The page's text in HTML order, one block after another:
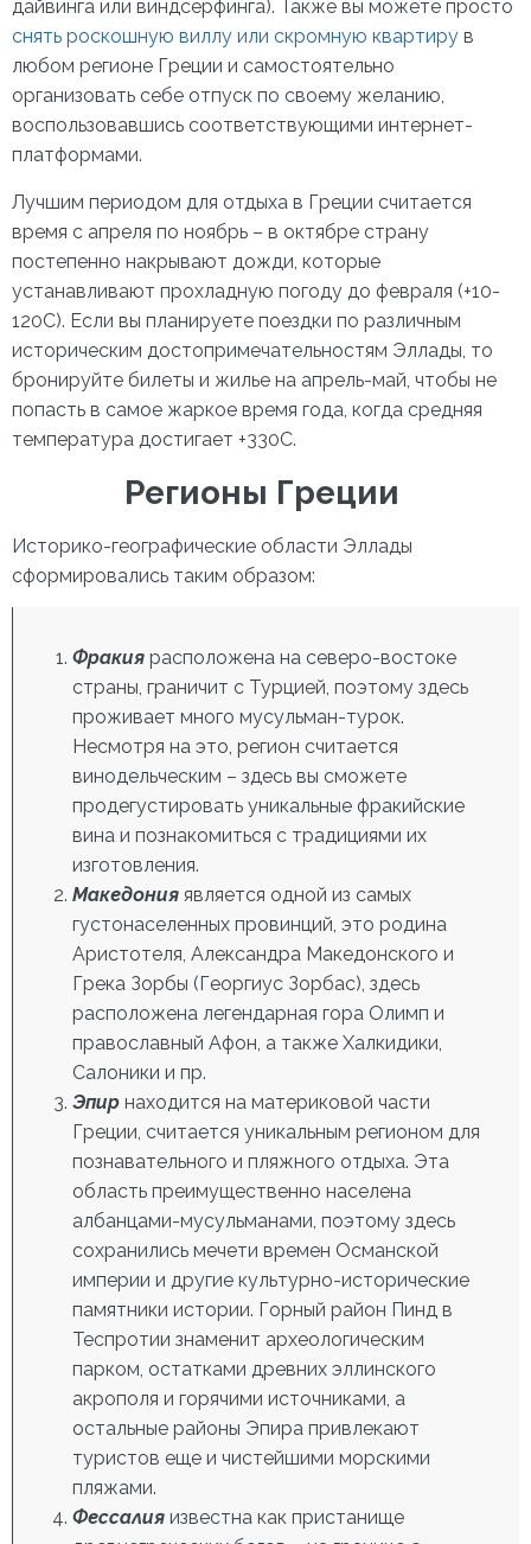
дайвинга или виндсерфинга). Также вы можете просто
снять роскошную виллу или скромную квартиру в
любом регионе Греции и самостоятельно
организовать себе отпуск по своему желанию,
воспользовавшись соответствующими интернет-
платформами.
Лучшим периодом для отдыха в Греции считается
время с апреля по ноябрь – в октябре страну
постепенно накрывают дожди, которые
устанавливают прохладную погоду до февраля (+10-
120С). Если вы планируете поездки по различным
историческим достопримечательностям Эллады, то
бронируйте билеты и жилье на апрель-май, чтобы не
попасть в самое жаркое время года, когда средняя
температура достигает +330С.
Регионы Греции
Историко-географические области Эллады
сформировались таким образом:
Фракия расположена на северо-востоке
страны, граничит с Турцией, поэтому здесь
проживает много мусульман-турок.
Несмотря на это, регион считается
винодельческим – здесь вы сможете
продегустировать уникальные фракийские
вина и познакомиться с традициями их
изготовления.
Македония является одной из самых
густонаселенных провинций, это родина
Аристотеля, Александра Македонского и
Грека Зорбы (Георгиус Зорбас), здесь
расположена легендарная гора Олимп и
православный Афон, а также Халкидики,
Салоники и пр.
Эпир находится на материковой части
Греции, считается уникальным регионом для
познавательного и пляжного отдыха. Эта
область преимущественно населена
албанцами-мусульманами, поэтому здесь
сохранились мечети времен Османской
империи и другие культурно-исторические
памятники истории. Горный район Пинд в
Теспротии знаменит археологическим
парком, остатками древних эллинского
акрополя и горячими источниками, а
остальные районы Эпира привлекают
туристов еще и чистейшими морскими
пляжами.
Фессалия известна как пристанище